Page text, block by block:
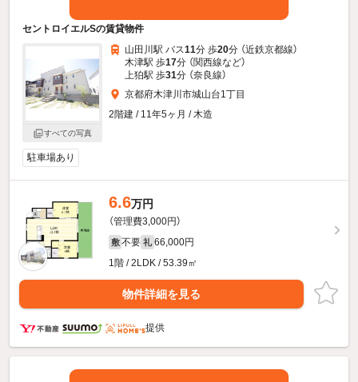
セントロイエルSの賃貸物件
すべての写真
山田川駅 バス11分 歩20分 （近鉄京都線）
木津駅 歩17分 （関西線など）
上狛駅 歩31分 （奈良線）
京都府木津川市城山台1丁目
2階建 / 11年5ヶ月 / 木造
駐車場あり
6.6万円
（管理費3,000円）
敷 不要 礼 66,000円
1階 / 2LDK / 53.39㎡
物件詳細を見る
提供